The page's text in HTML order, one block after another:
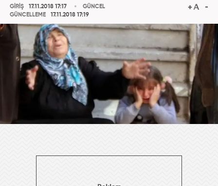
GİRİŞ
17.11.2018 17:17
GÜNCELLEME
17.11.2018 17:19
GÜNCEL